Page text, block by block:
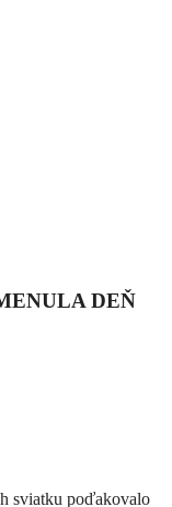
DEŇ
sviatku poďakovalo